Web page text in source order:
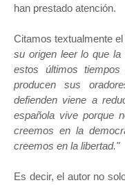
han prestado atención.
Citamos textualmente
su origen leer lo que la
estos últimos
producen sus
defienden viene a
española vive porque
creemos en la
creemos en la libertad."
Es decir, el autor no